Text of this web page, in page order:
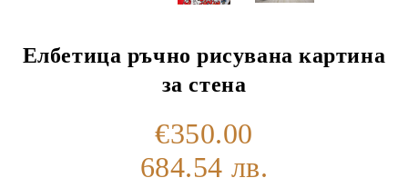
Елбетица ръчно рисувана картина
за стена
€350.00
684.54 лв.